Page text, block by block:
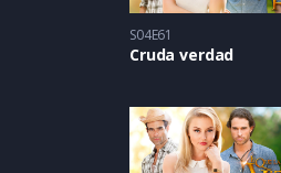
S04E61
Cruda verdad